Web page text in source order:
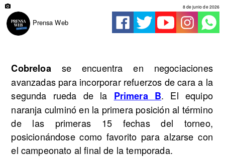
Prensa Web
8 de junio de 2026
Cobreloa se encuentra en negociaciones
avanzadas para incorporar refuerzos de cara a la
segunda rueda de la Primera B. El equipo
naranja culminó en la primera posición al término
de las primeras 15 fechas del torneo,
posicionándose como favorito para alzarse con
el campeonato al final de la temporada.